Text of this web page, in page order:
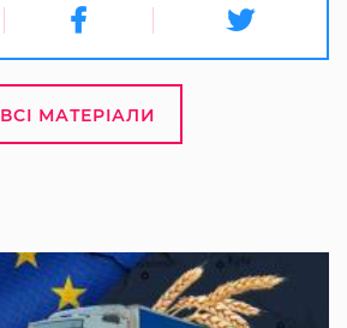
ВСІ МАТЕРІАЛИ